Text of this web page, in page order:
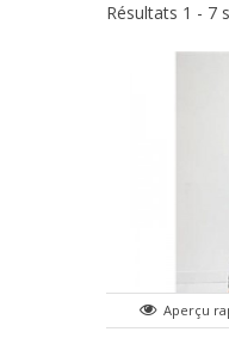
Résultats 1 - 7
Aperçu